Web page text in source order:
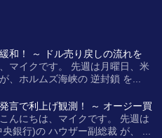
和！ ～ ドル売り戻しの流れを
マイクです。 先週は月曜日、米
、ホルムズ海峡の 逆封鎖 を...
言で利上げ観測！ ～ オージー買
こんにちは、マイクです。 先週は
銀行)の ハウザー副総裁 が、 ...